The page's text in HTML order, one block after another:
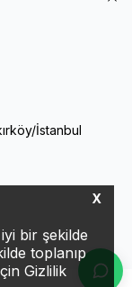
X
bir şekilde
toplanıp
Gizlilik
İstanbul